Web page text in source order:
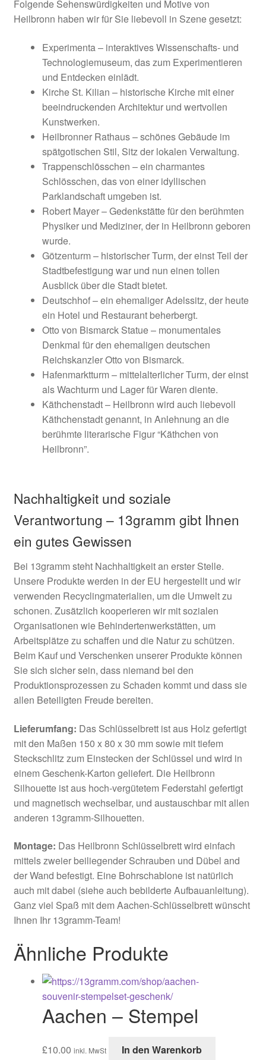
Folgende Sehenswürdigkeiten und Motive von
Heilbronn haben wir für Sie liebevoll in Szene gesetzt:
Experimenta – interaktives Wissenschafts- und
Technologiemuseum, das zum Experimentieren
und Entdecken einlädt.
Kirche St. Kilian – historische Kirche mit einer
beeindruckenden Architektur und wertvollen
Kunstwerken.
Heilbronner Rathaus – schönes Gebäude im
spätgotischen Stil, Sitz der lokalen Verwaltung.
Trappenschlösschen – ein charmantes
Schlösschen, das von einer idyllischen
Parklandschaft umgeben ist.
Robert Mayer – Gedenkstätte für den berühmten
Physiker und Mediziner, der in Heilbronn geboren
wurde.
Götzenturm – historischer Turm, der einst Teil der
Stadtbefestigung war und nun einen tollen
Ausblick über die Stadt bietet.
Deutschhof – ein ehemaliger Adelssitz, der heute
ein Hotel und Restaurant beherbergt.
Otto von Bismarck Statue – monumentales
Denkmal für den ehemaligen deutschen
Reichskanzler Otto von Bismarck.
Hafenmarktturm – mittelalterlicher Turm, der einst
als Wachturm und Lager für Waren diente.
Käthchenstadt – Heilbronn wird auch liebevoll
Käthchenstadt genannt, in Anlehnung an die
berühmte literarische Figur “Käthchen von
Heilbronn”.
Nachhaltigkeit und soziale
Verantwortung – 13gramm gibt Ihnen
ein gutes Gewissen
Bei 13gramm steht Nachhaltigkeit an erster Stelle.
Unsere Produkte werden in der EU hergestellt und wir
verwenden Recyclingmaterialien, um die Umwelt zu
schonen. Zusätzlich kooperieren wir mit sozialen
Organisationen wie Behindertenwerkstätten, um
Arbeitsplätze zu schaffen und die Natur zu schützen.
Beim Kauf und Verschenken unserer Produkte können
Sie sich sicher sein, dass niemand bei den
Produktionsprozessen zu Schaden kommt und dass sie
allen Beteiligten Freude bereiten.
Lieferumfang: Das Schlüsselbrett ist aus Holz gefertigt
mit den Maßen 150 x 80 x 30 mm sowie mit tiefem
Steckschlitz zum Einstecken der Schlüssel und wird in
einem Geschenk-Karton geliefert. Die Heilbronn
Silhouette ist aus hoch-vergütetem Federstahl gefertigt
und magnetisch wechselbar, und austauschbar mit allen
anderen 13gramm-Silhouetten.
Montage: Das Heilbronn Schlüsselbrett wird einfach
mittels zweier beiliegender Schrauben und Dübel and
der Wand befestigt. Eine Bohrschablone ist natürlich
auch mit dabei (siehe auch bebilderte Aufbauanleitung).
Ganz viel Spaß mit dem Aachen-Schlüsselbrett wünscht
Ihnen Ihr 13gramm-Team!
Ähnliche Produkte
Aachen – Stempel
£10.00 inkl. MwSt In den Warenkorb